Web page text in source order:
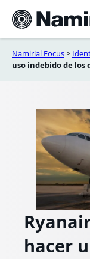
Saltar
contenido
Namirial Focus>
uso indebido de
hacer